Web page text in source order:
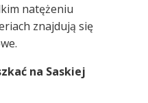
natężeniu
znajdują się
na Saskiej